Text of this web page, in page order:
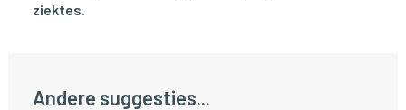
ziektes.
Andere suggesties...